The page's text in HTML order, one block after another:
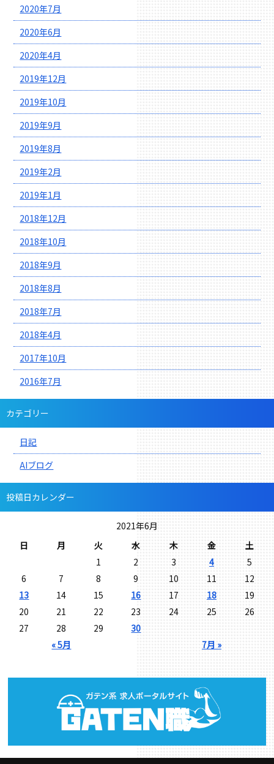
2020年7月
2020年6月
2020年4月
2019年12月
2019年10月
2019年9月
2019年8月
2019年2月
2019年1月
2018年12月
2018年10月
2018年9月
2018年8月
2018年7月
2018年4月
2017年10月
2016年7月
カテゴリー
日記
AIブログ
投稿日カレンダー
2021年6月
日
月 火 水 木 金 土
« 5月 7月 »
1 2 3 4
5
6
7 8 9 10 11
12
13
14 15 16 17 18
19
20
21 22 23 24 25
26
27
28 29 30